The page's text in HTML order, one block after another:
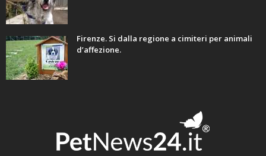
Firenze. Si dalla regione a cimiteri per animali
d’affezione.